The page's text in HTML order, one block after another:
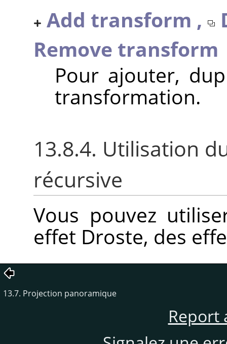
Add transform ,
Remove transform
Pour ajouter,
transformation.
13.8.4. Utilisation
récursive
Vous pouvez
effet Droste, des
13.7. Projection panoramique
Report